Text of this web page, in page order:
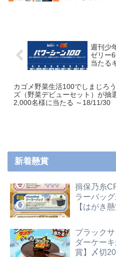
週刊少
ゼリー
当たる
カゴメ野菜生活100でしまじろ
ズ（野菜デビューセット）が抽
2,000名様に当たる ～18/11/30
新着懸賞
揖保乃糸
ラーバッ
【はがき
ブラック
ダーケー
賞】〆切